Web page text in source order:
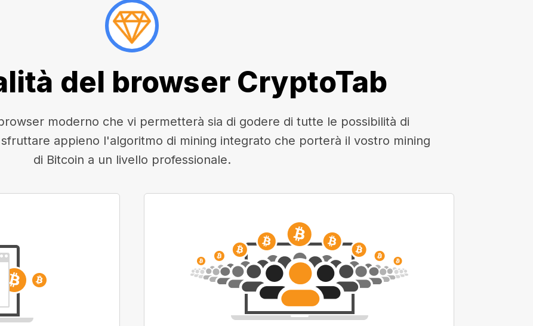
del browser CryptoTab
moderno che vi permetterà sia di godere di tutte le possibilità di
appieno l'algoritmo di mining integrato che porterà il vostro mining
di Bitcoin a un livello professionale.